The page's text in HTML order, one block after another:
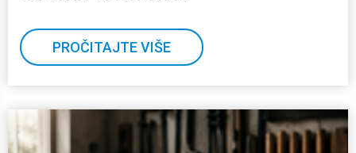
PROČITAJTE VIŠE